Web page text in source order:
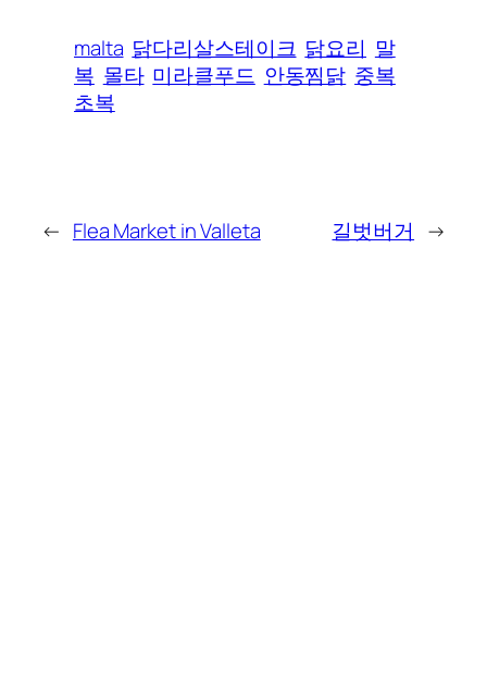
malta 닭다리살스테이크 닭요리 말
복 몰타 미라클푸드 안동찜닭 중복
초복
← Flea Market in Valleta 길벗버거 →